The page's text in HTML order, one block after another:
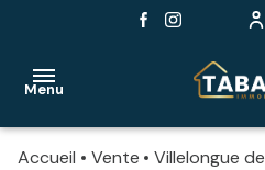
Menu
Accueil Vente Villelongue